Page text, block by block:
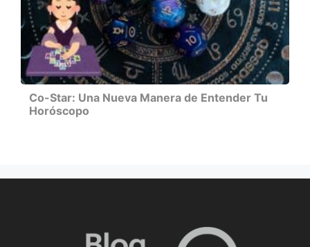
Co-Star: Una Nueva Manera de Entender Tu
Horóscopo